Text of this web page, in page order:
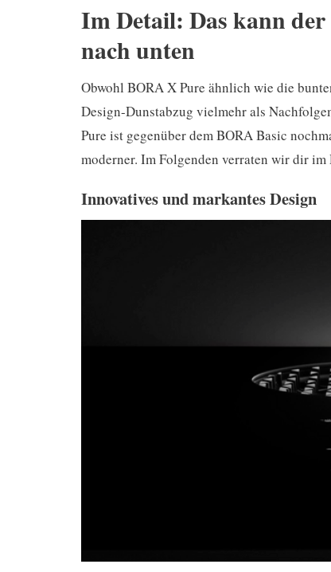
Im Detail: Das kann
nach unten
Obwohl BORA X Pure ähnlich wie die
Design-Dunstabzug vielmehr als
Pure ist gegenüber dem BORA Basic
moderner. Im Folgenden verraten wir dir
Innovatives und markantes Design